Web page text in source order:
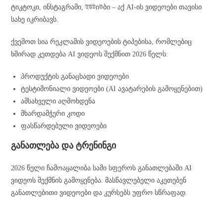
ტიკტოკი, ინსტაგრამი, ইউটიউბი – აქ AI-ის ვიდეოები თავისი
სახე იკრიბავს.
ქვემოთ სია რეკლამის ვიდეოების ტიპებისა, რომლებიც
ხშირად კეთდება AI ვიდეოს შექმნით 2026 წელს:
პროდუქტის განაცხადი ვიდეოები
ტესტიმონიალი ვიდეოები (AI ავატარების გამოყენებით)
ამსახველი აღმოხდენა
მხარდამჭერი კოდი
ფასწარდებული ვიდეოები
განათლება და ტრენინგი
2026 წელი ჩამოაყალიბა სამი სფეროს განათლებაში AI
ვიდეოს შექმნის გამოყენება. მასწავლებელი აკეთებენ
განათლებითი ვიდეოები და კურსებს უფრო სწრაფად.